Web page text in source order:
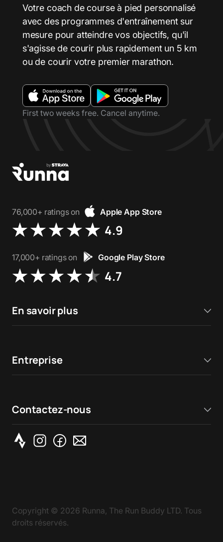
Votre coach de course à pied personnalisé
avec des programmes d'entraînement sur
mesure pour atteindre vos objectifs, qu'il
s'agisse de courir plus rapidement un 5 km
ou de courir votre premier marathon.
First two weeks free. Cancel anytime.
76,000+ ratings on Apple App Store
4.9
17,000+ ratings on Google Play Store
4.7
En savoir plus
Entreprise
Contactez-nous
Copyright © 2026 Runna, The Run Buddy LTD. Tous
droits réservés.